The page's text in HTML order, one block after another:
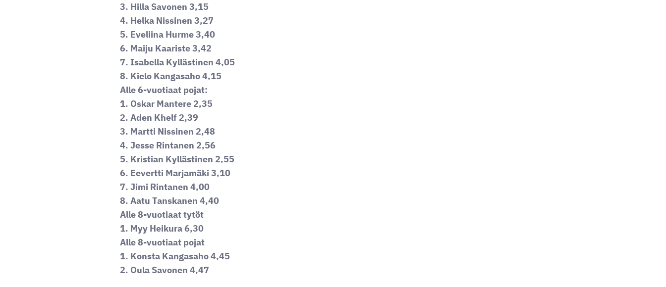
3. Hilla Savonen 3,15
4. Helka Nissinen 3,27
5. Eveliina Hurme 3,40
6. Maiju Kaariste 3,42
7. Isabella Kyllästinen 4,05
8. Kielo Kangasaho 4,15
Alle 6-vuotiaat pojat:
1. Oskar Mantere 2,35
2. Aden Khelf 2,39
3. Martti Nissinen 2,48
4. Jesse Rintanen 2,56
5. Kristian Kyllästinen 2,55
6. Eevertti Marjamäki 3,10
7. Jimi Rintanen 4,00
8. Aatu Tanskanen 4,40
Alle 8-vuotiaat tytöt
1. Myy Heikura 6,30
Alle 8-vuotiaat pojat
1. Konsta Kangasaho 4,45
2. Oula Savonen 4,47